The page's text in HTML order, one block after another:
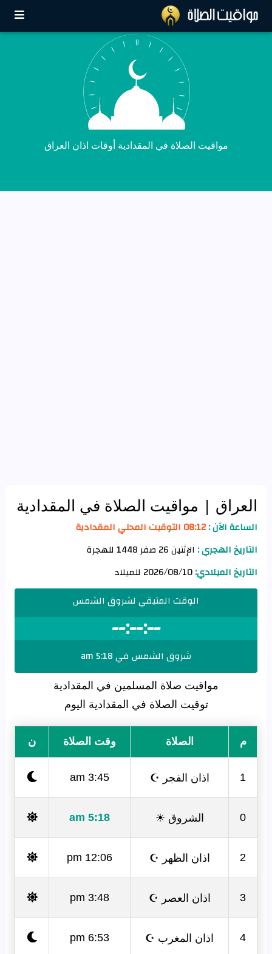
مواقيت الصلاة في المقدادية أوقات اذان العراق
العراق | مواقيت الصلاة في المقدادية
الساعة الآن :08:12 التوقيت المحلي المقدادية
التاريخ الهجري : الإثنين 26 صفر 1448 للهجرة
التاريخ الميلادي:
الوقت المتبقي لشروق الشمس
--:--:--
شروق الشمس في 5:18 am
مواقيت صلاة المسلمين في المقدادية
توقيت الصلاة في المقدادية اليوم
م الصلاة وقت الصلاة ن
1 اذان الفجر ☪ 3:45 am
0 الشروق ☀ 5:18 am
2 اذان الظهر ☪ 12:06 pm
3 اذان العصر ☪ 3:48 pm
4 اذان المغرب ☪ 6:53 pm